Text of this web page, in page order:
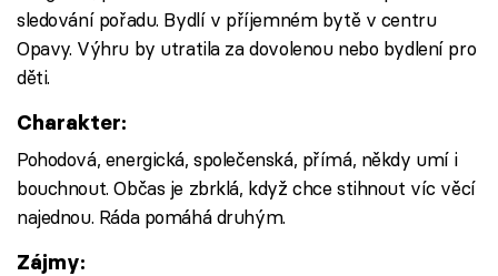
sledování pořadu. Bydlí v příjemném bytě v centru
Opavy. Výhru by utratila za dovolenou nebo bydlení pro
děti.
Charakter:
Pohodová, energická, společenská, přímá, někdy umí i
bouchnout. Občas je zbrklá, když chce stihnout víc věcí
najednou. Ráda pomáhá druhým.
Zájmy: